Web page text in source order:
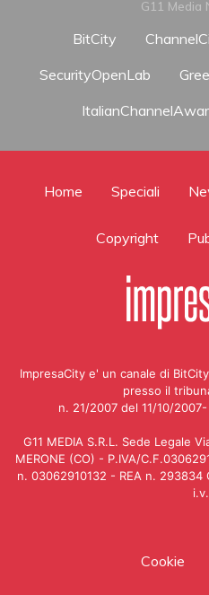
G11 Media
BitCity
SecurityOpenLab
Home Speciali
Copyright
ImpresaCity e' un canale di
presso il
n. 21/2007 del 11/10/
G11 MEDIA S.R.L. Sede Legale
MERONE (CO) - P.IVA/
n. 03062910132 - REA n. 293834
i.v.
Cookie